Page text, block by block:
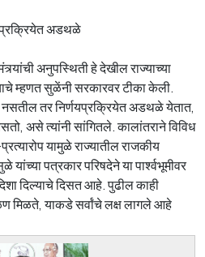
अडथळे
अनुपस्थिती हे देखील राज्याच्या
म्हणत सुळेंनी सरकारवर टीका केली.
नसतील तर निर्णयप्रक्रियेत अडथळे येतात,
असे त्यांनी सांगितले. कालांतराने विविध
यामुळे राज्यातील राजकीय
पत्रकार परिषदेने या पार्श्वभूमीवर
दिल्याचे दिसत आहे. पुढील काही
मिळते, याकडे सर्वांचे लक्ष लागले आहे